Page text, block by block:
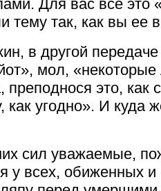
Для вас все это
тему так, как вы ее
в другой
мол,
преподнося это,
как угодно». И
сил уважаемые,
у всех, обиженных